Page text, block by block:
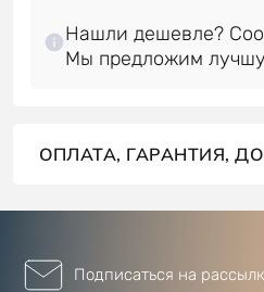
Нашли дешевле?
ОПЛАТА, ГАРАНТИЯ,
Подписаться на